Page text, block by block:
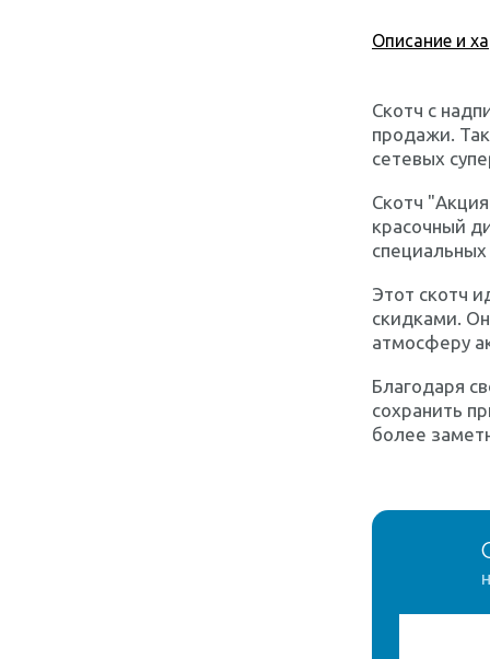
Описание и
Скотч с
продажи.
сетевых
Скотч
красочный
Этот скотч
скидками.
атмосферу
Благодаря
сохранить
более